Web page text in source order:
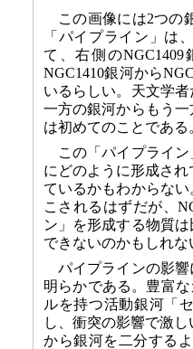
この画像には2つの
「パイプライン」は
て、右側の
NGC1410銀河から
いるらしい。天文学
一方の銀河からもう
は初めてのことである
この「パイプライ
にどのように形成さ
ているかもわからな
こされるはずだが、
ン」を形成する物質
できないのかもしれな
パイプラインの影
明らかである。豊富
ルを持つ活動銀河「
し、衝突の影響で激
から銀河を二分する